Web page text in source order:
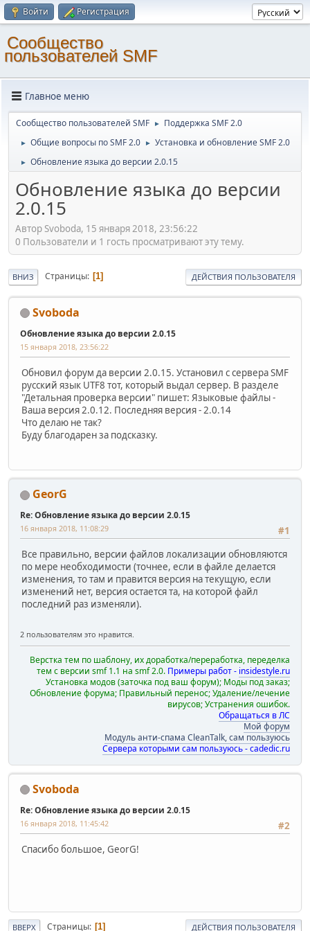
Войти Регистрация
Cообщество
пользователей SMF
Главное меню
Cообщество пользователей SMF ► Поддержка SMF 2.0
► Общие вопросы по SMF 2.0 ► Установка и обновление SMF 2.0
► Обновление языка до версии 2.0.15
Обновление языка до версии
2.0.15
Автор Svoboda, 15 января 2018, 23:56:22
0 Пользователи и 1 гость просматривают эту тему.
ВНИЗ Страницы 1 ДЕЙСТВИЯ ПОЛЬЗОВАТЕЛЯ
Svoboda
Обновление языка до версии 2.0.15
15 января 2018, 23:56:22
Обновил форум да версии 2.0.15. Установил с сервера SMF
русский язык UTF8 тот, который выдал сервер. В разделе
"Детальная проверка версии" пишет: Языковые файлы -
Ваша версия 2.0.12. Последняя версия - 2.0.14
Что делаю не так?
Буду благодарен за подсказку.
GeorG
Re: Обновление языка до версии 2.0.15
#1
16 января 2018, 11:08:29
Все правильно, версии файлов локализации обновляются
по мере необходимости (точнее, если в файле делается
изменения, то там и правится версия на текущую, если
изменений нет, версия остается та, на которой файл
последний раз изменяли).
2 пользователям это нравится.
Верстка тем по шаблону, их доработка/переработка, переделка
тем с версии smf 1.1 на smf 2.0. Примеры работ - insidestyle.ru
Установка модов (заточка под ваш форум); Моды под заказ;
Обновление форума; Правильный перенос; Удаление/лечение
вирусов; Устранения ошибок.
Обращаться в ЛС
Мой форум
Модуль анти-спама CleanTalk, сам пользуюсь
Сервера которыми сам пользуюсь - cadedic.ru
Svoboda
Re: Обновление языка до версии 2.0.15
#2
16 января 2018, 11:45:42
Спасибо большое, GeorG!
ВВЕРХ Страницы 1 ДЕЙСТВИЯ ПОЛЬЗОВАТЕЛЯ